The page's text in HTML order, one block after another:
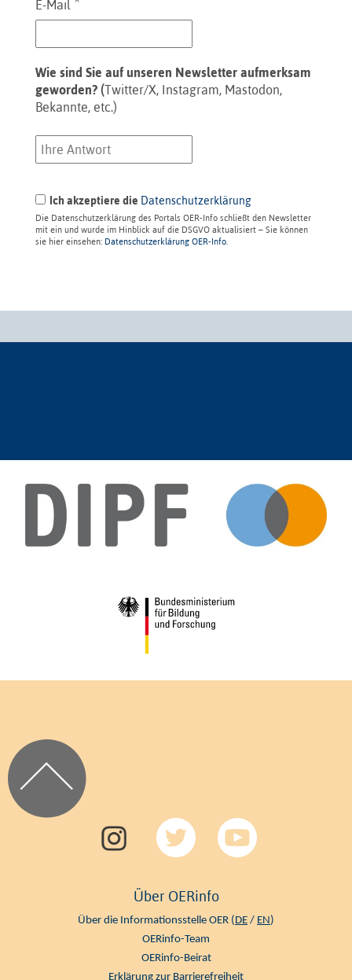
E-Mail
Wie sind Sie auf unseren Newsletter aufmerksam
geworden? (Twitter/X, Instagram, Mastodon,
Bekannte, etc.)
Ich akzeptiere die Datenschutzerklärung
Die Datenschutzerklärung des Portals OER-Info schließt den Newsletter
mit ein und wurde im Hinblick auf die DSGVO aktualisiert – Sie können
sie hier einsehen: Datenschutzerklärung OER-Info
Über OERinfo
Über die Informationsstelle OER (DE / EN)
OERinfo-Team
OERinfo-Beirat
Erklärung zur Barrierefreiheit